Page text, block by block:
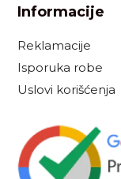
Informacije
Reklamacije
Isporuka robe
Uslovi korišćenja